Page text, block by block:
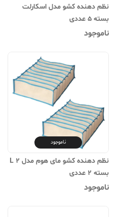
نظم دهنده کشو مدل اسکارلت
بسته 5 عددی
ناموجود
ناموجود
نظم دهنده کشو مای هوم مدل L 2
بسته 2 عددی
ناموجود